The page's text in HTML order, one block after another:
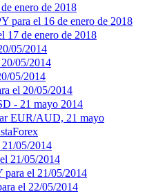
enero de 2018
para el 16 de enero de 2018
17 de enero de 2018
05/2014
05/2014
05/2014
el 20/05/2014
- 21 mayo 2014
EUR/AUD, 21 mayo
05/2014
21/05/2014
para el 21/05/2014
el 22/05/2014